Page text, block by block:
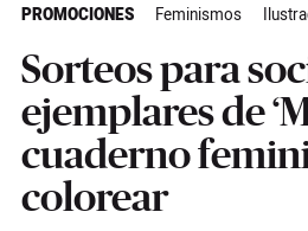
PROMOCIONES Feminismos
Sorteos para
ejemplares de
cuaderno
colorear